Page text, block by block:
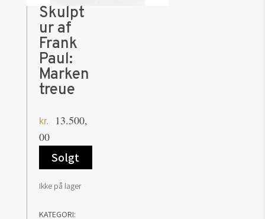
Skulpt
ur af
Frank
Paul:
Marken
treue
kr.
13.500,
00
Solgt
Ikke på lager
KATEGORI: